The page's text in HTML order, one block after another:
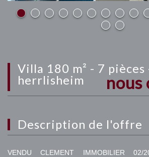
villa 180 m² - 7 pièces -
herrlisheim
nous
description de l'offre
VENDU CLEMENT IMMOBILIER 02/